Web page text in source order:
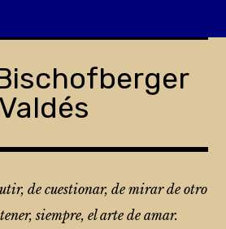
Valdés
de cuestionar, de mirar de otro
siempre, el arte de amar.